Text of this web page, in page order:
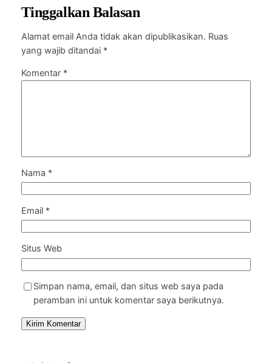
Tinggalkan Balasan
Alamat email Anda tidak akan dipublikasikan. Ruas
yang wajib ditandai *
Komentar *
Nama *
Email *
Situs Web
Simpan nama, email, dan situs web saya pada
peramban ini untuk komentar saya berikutnya.